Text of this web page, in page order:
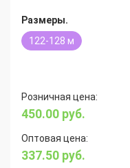
Размеры.
122-128 м
Розничная цена:
450.00 руб.
Оптовая цена:
337.50 руб.